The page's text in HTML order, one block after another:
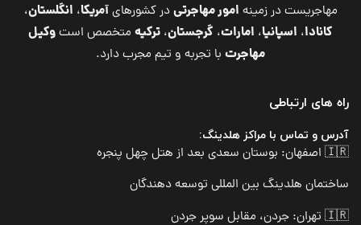
مهاجریست در زمینه امور مهاجرتیدر کشورهایآمریکا، انگلستان،
کانادا، اسپانیا، امارات، گرجستان، ترکیه متخصص استوکیل
مهاجرت با تجربه و تیم مجرب دارد.
راه های ارتباطی
آدرس و تماس با مراکز هلدینگ:
🇮🇷 اصفهان: بوستان سعدی بعد از هتل چهل پنجره
ساختمان هلدینگ بین المللی توسعه دهندگان
🇮🇷 تهران: جردن، مقابل سوپر جردن